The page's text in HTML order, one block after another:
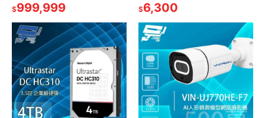
請來電洽詢
$999,999 $6,300